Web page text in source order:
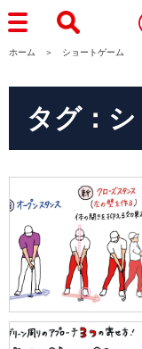
ホーム ショートゲーム
タグ：